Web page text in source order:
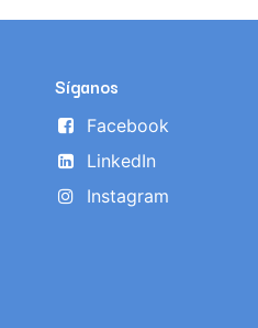
Síganos
Facebook
LinkedIn
Instagram